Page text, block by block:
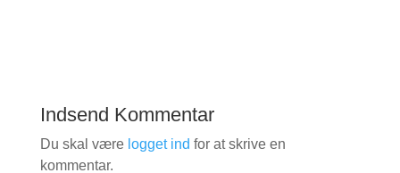
Indsend Kommentar
Du skal være logget ind for at skrive en
kommentar.